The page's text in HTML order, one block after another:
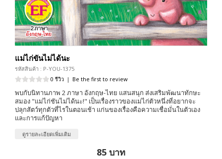
แม่ไก่ขันไม่ได้นะ
รหัสสินค้า : P-YOU-1375
0 รีวิว | Be the first to review
พบกับนิทานภาพ 2 ภาษา อังกฤษ-ไทย แสนสนุก ส่งเสริมพัฒนาทักษะ
สมอง "แม่ไก่ชันไม่ได้นะ!" เป็นเรื่องราวของแม่ไก่ตัวหนึ่งที่อยากจะ
ปลุกสัตว์ทุกตัวที่ไรในตอนเช้า แก่นของเรื่องคือความเชื่อมั่นในตัวเอง
และการแก้ปัญหา
ดูรายละเอียดเพิ่มเติม
85 บาท